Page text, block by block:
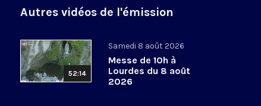
Autres vidéos de l'émission
52:14
Samedi 8 août 2026
Messe de 10h à
Lourdes du 8 août
2026